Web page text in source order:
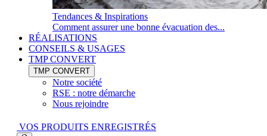
Tendances & Inspirations
Comment assurer une bonne évacuation des...
RÉALISATIONS
CONSEILS & USAGES
TMP CONVERT
TMP CONVERT
Notre société
RSE : notre démarche
Nous rejoindre
VOS PRODUITS ENREGISTRÉS